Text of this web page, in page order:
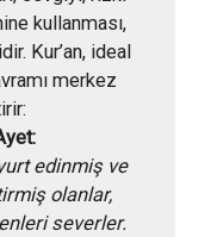
kullanması,
Kur’an, ideal
merkez
edinmiş ve
olanlar,
severler.